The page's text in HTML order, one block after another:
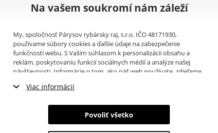
Na vašem soukromí nám záleží
My, spoločnosť Párysov rybársky raj, s.r.o. IČO 48171930,
používame súbory cookies a ďalšie údaje na zabezpečenie
funkčnosti webu. S Vaším súhlasom k personalizácii obsahu a
reklám, poskytovaniu funkcií sociálnych médií a analýze našej
návštevnosti. Informácie o tom, ako náš web používate, zdieľame
(napríklad Google).Tu
informáciami, ktoré ste im poskytli alebo ktoré získali v dôsledku
toho, že používate ich služby. Tieto údaje zahŕňajú cookies, dáta z
ďalších úložísk, IP adresu a ďalšie informácie spojené s prezeraním
Viac informácií
Nevyhnutné cookies
Marketingové cookies
Povoliť všetko